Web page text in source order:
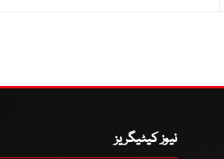
نیوز کیٹیگریز